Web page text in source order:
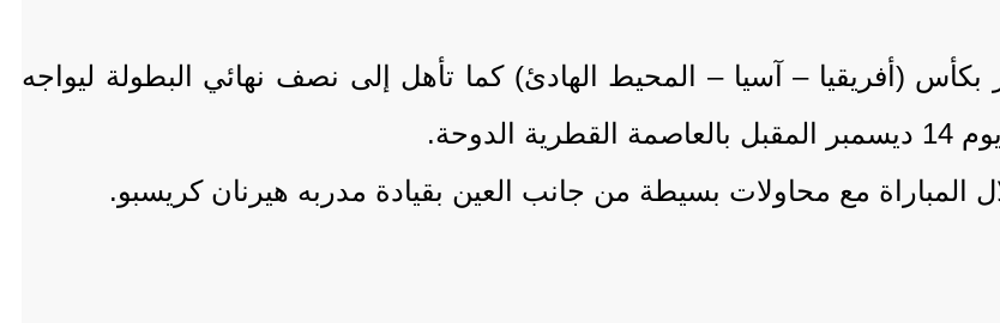
(أفريقيا – آسيا – المحيط الهادئ) كما تأهل إلى نصف نهائي البطولة ليواجه
مع محاولات بسيطة من جانب العين بقيادة مدربه هيرنان كريسبو.